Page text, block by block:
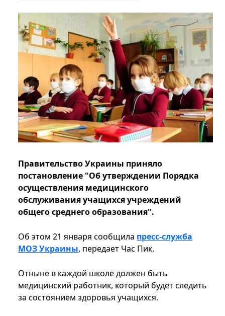
Правительство Украины приняло
постановление "Об утверждении Порядка
осуществления медицинского
обслуживания учащихся учреждений
общего среднего образования".
Об этом 21 января сообщила пресс-служба
МОЗ Украины, передает Час Пик.
Отныне в каждой школе должен быть
медицинский работник, который будет следить
за состоянием здоровья учащихся.